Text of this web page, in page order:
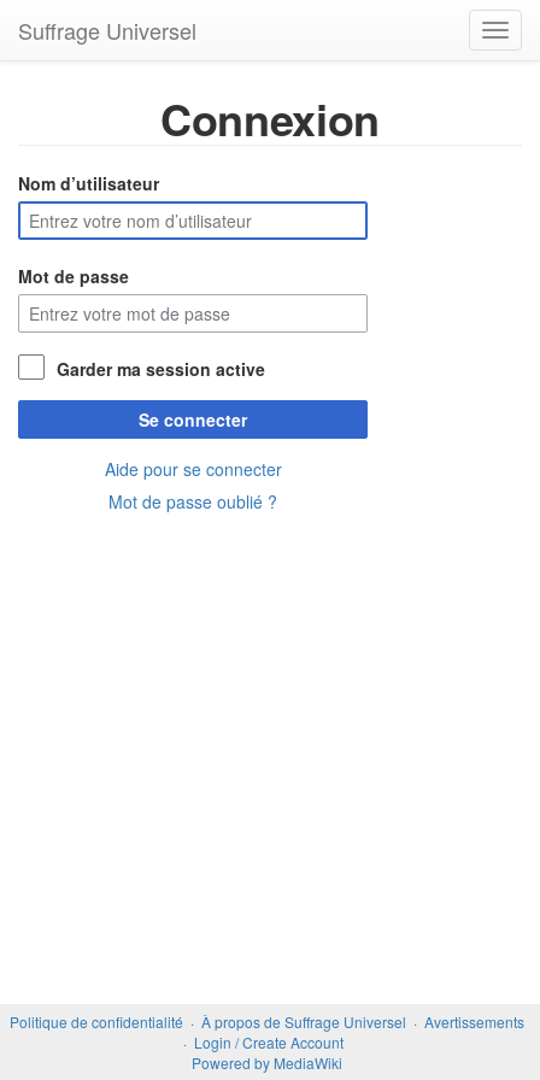
Suffrage Universel
Connexion
Nom d’utilisateur
Mot de passe
Garder ma session active
Se connecter
Aide pour se connecter
Mot de passe oublié ?
Politique de confidentialité À propos de Suffrage Universel
Avertissements
Login / Create Account
Powered by MediaWiki